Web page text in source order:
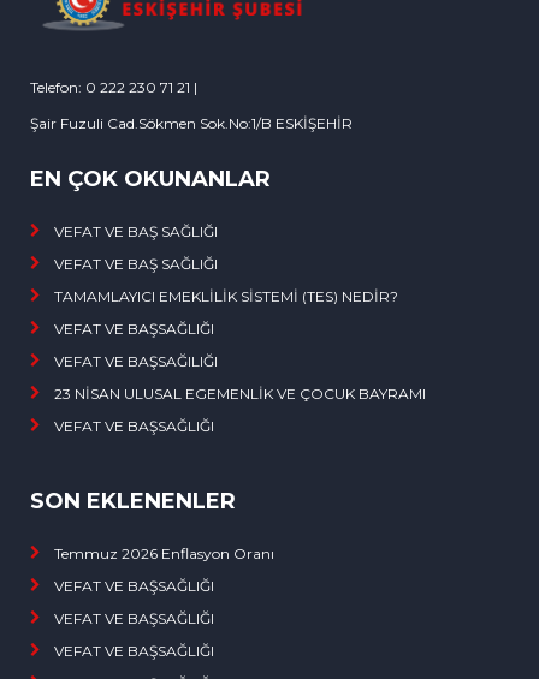
Telefon: 0 222 230 71 21 |
Şair Fuzuli Cad.Sökmen Sok.No:1/B ESKİŞEHİR
EN ÇOK OKUNANLAR
VEFAT VE BAŞ SAĞLIĞI
VEFAT VE BAŞ SAĞLIĞI
TAMAMLAYICI EMEKLİLİK SİSTEMİ (TES) NEDİR?
VEFAT VE BAŞSAĞLIĞI
VEFAT VE BAŞSAĞILIĞI
23 NİSAN ULUSAL EGEMENLİK VE ÇOCUK BAYRAMI
VEFAT VE BAŞSAĞLIĞI
SON EKLENENLER
Temmuz 2026 Enflasyon Oranı
VEFAT VE BAŞSAĞLIĞI
VEFAT VE BAŞSAĞLIĞI
VEFAT VE BAŞSAĞLIĞI